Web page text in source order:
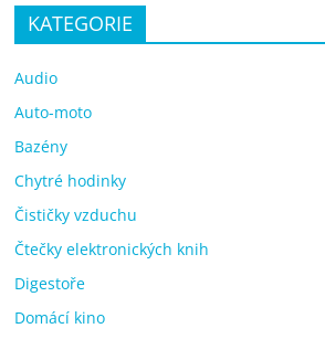
KATEGORIE
Audio
Auto-moto
Bazény
Chytré hodinky
Čističky vzduchu
Čtečky elektronických knih
Digestoře
Domácí kino